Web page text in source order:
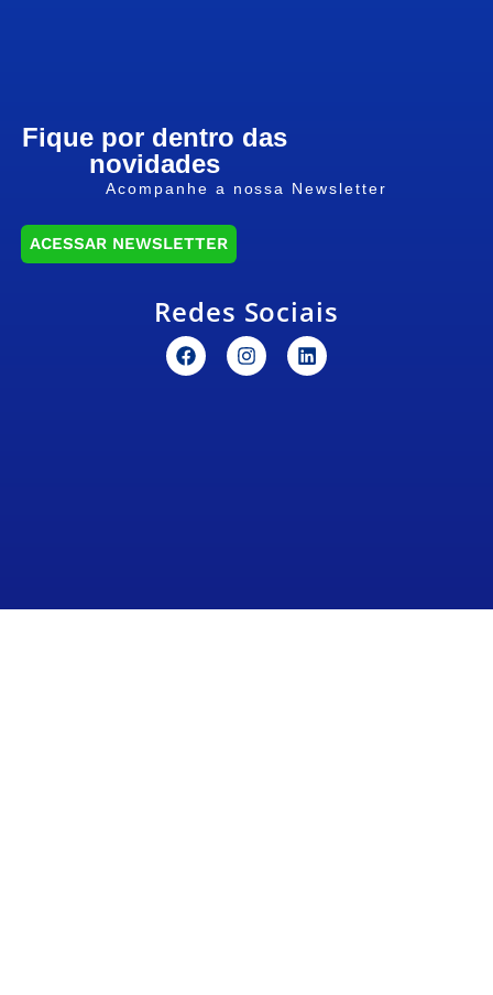
Fique por dentro das
novidades
Acompanhe a nossa Newsletter
ACESSAR NEWSLETTER
Redes Sociais